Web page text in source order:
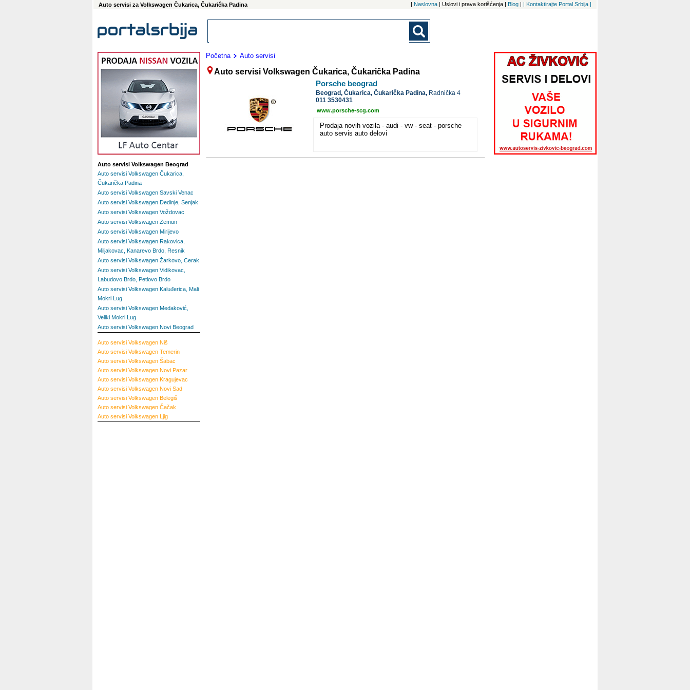
Auto servisi za Volkswagen Čukarica, Čukarička Padina | Naslovna | Uslovi i prava korišćenja | Blog | | Kontaktirajte Portal Srbija |
Početna Auto servisi
Auto servisi Volkswagen Čukarica, Čukarička Padina
Porsche beograd
Beograd,Čukarica, Čukarička Padina, Radnička 4
011 3530431
www.porsche-scg.com
Prodaja novih vozila - audi - vw - seat - porsche
auto servis auto delovi
Auto servisi Volkswagen Beograd
Auto servisi Volkswagen Čukarica,
Čukarička Padina
Auto servisi Volkswagen Savski Venac
Auto servisi Volkswagen Dedinje, Senjak
Auto servisi Volkswagen Voždovac
Auto servisi Volkswagen Zemun
Auto servisi Volkswagen Mirijevo
Auto servisi Volkswagen Rakovica,
Miljakovac, Kanarevo Brdo, Resnik
Auto servisi Volkswagen Žarkovo, Cerak
Auto servisi Volkswagen Vidikovac,
Labudovo Brdo, Petlovo Brdo
Auto servisi Volkswagen Kaluđerica, Mali
Mokri Lug
Auto servisi Volkswagen Medaković,
Veliki Mokri Lug
Auto servisi Volkswagen Novi Beograd
Auto servisi Volkswagen Niš
Auto servisi Volkswagen Temerin
Auto servisi Volkswagen Šabac
Auto servisi Volkswagen Novi Pazar
Auto servisi Volkswagen Kragujevac
Auto servisi Volkswagen Novi Sad
Auto servisi Volkswagen Belegiš
Auto servisi Volkswagen Čačak
Auto servisi Volkswagen Ljig